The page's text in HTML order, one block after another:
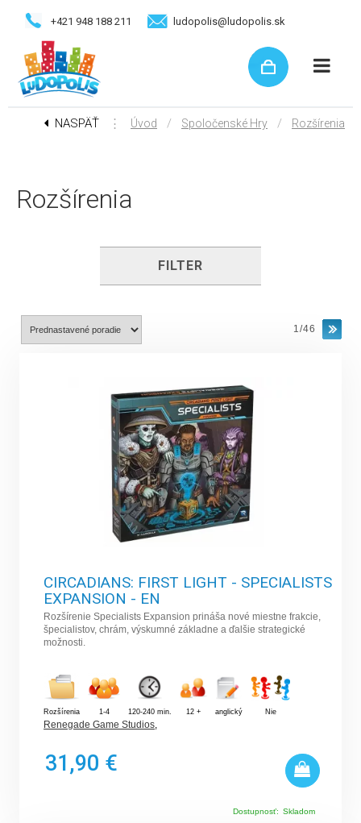
+421 948 188 211 ludopolis@ludopolis.sk
NASPÄŤ ⋮ Úvod / Spoločenské Hry / Rozšírenia
Rozšírenia
FILTER
1/46
CIRCADIANS: FIRST LIGHT - SPECIALISTS
EXPANSION - EN
Rozšírenie Specialists Expansion prináša nové miestne frakcie,
špecialistov, chrám, výskumné základne a ďalšie strategické
možnosti.
Rozšírenia 1-4 120-240 min. 12 + anglický Nie
Renegade Game Studios,
31,90 €
Dostupnosť: Skladom